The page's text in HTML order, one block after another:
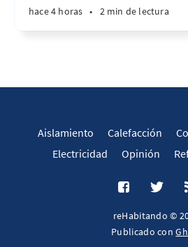
hace 4 horas • 2 min de lectura
Aislamiento Calefacción
Electricidad
Opinión
reHabitando ©
Publicado con